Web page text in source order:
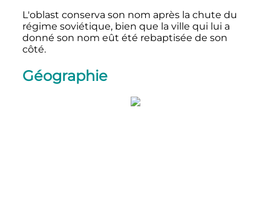
L'oblast conserva son nom après la chute du
régime soviétique, bien que la ville qui lui a
donné son nom eût été rebaptisée de son
côté.
Géographie